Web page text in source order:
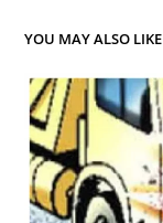
YOU MAY ALSO LIKE